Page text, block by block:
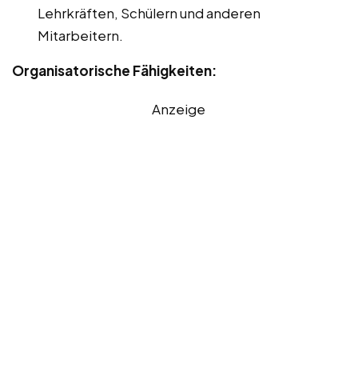
Lehrkräften, Schülern und anderen
Mitarbeitern.
Organisatorische Fähigkeiten:
Anzeige